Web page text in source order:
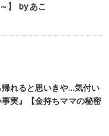
】 by あこ
れると思いきや…気付い
実』【金持ちママの秘密